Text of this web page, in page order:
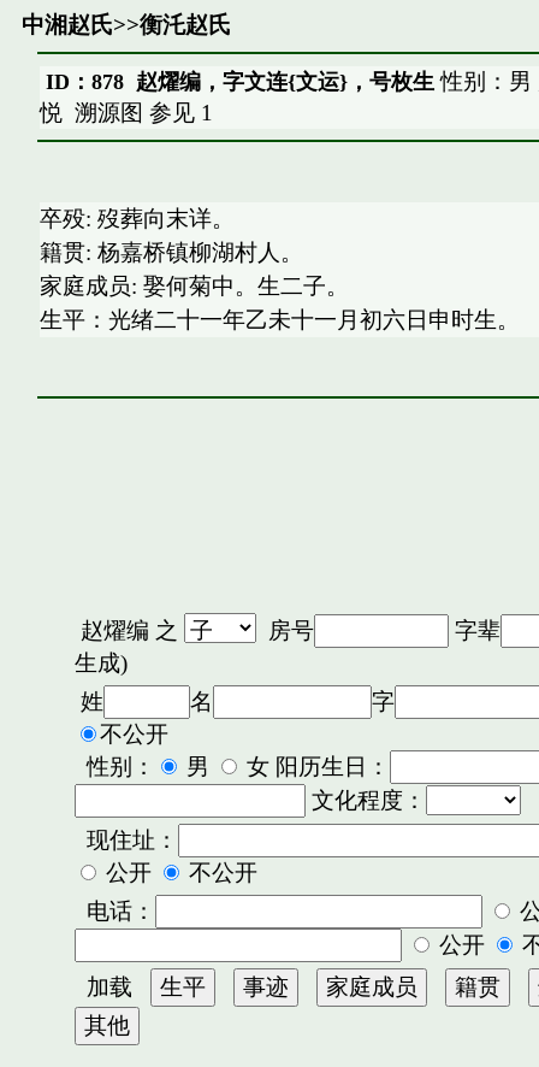
中湘赵氏>>衡汑赵氏
ID：878 赵燿编，字文连{文运}，号枚生 性别：
悦 溯源图 参见 1
卒殁: 歿葬向末详。
籍贯: 杨嘉桥镇柳湖村人。
家庭成员: 娶何菊中。生二子。
生平：光绪二十一年乙未十一月初六日申时生。
赵燿编 之 房号
字辈
生成)
姓
名
字
不公开
性别：
男
女 阳历生日：
文化程度：
现住址：
公开
不公开
电话：
公开
加载